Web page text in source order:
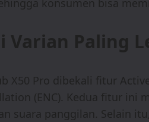
konsumen bisa
Varian Paling
X50 Pro dibekali fitur
(ENC). Kedua fitur
suara panggilan. Selain